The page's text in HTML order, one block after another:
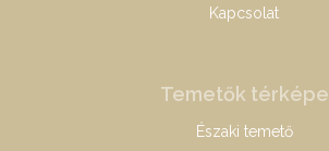
Kapcsolat
Temetők térképe
Északi temető